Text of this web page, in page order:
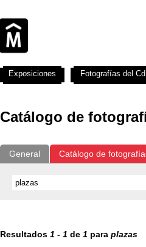
Catálogo de
General Catálogo de
Resultados 1 - 1 de 1 para plazas
Exposiciones Fotografías del